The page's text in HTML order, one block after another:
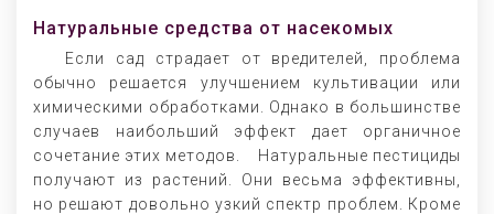
Натуральные средства от насекомых
Если сад страдает от вредителей, проблема
обычно решается улучшением культивации или
химическими обработками. Однако в большинстве
случаев наибольший эффект дает органичное
сочетание этих методов. Натуральные пестициды
получают из растений. Они весьма эффективны,
но решают довольно узкий спектр проблем. Кроме